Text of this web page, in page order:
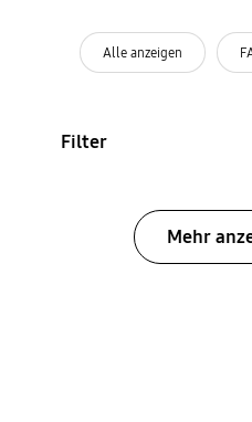
Alle anzeigen
Filter
Mehr